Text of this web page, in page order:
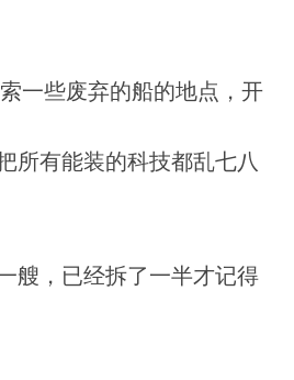
些废弃的船的地点，开
有能装的科技都乱七八
，已经拆了一半才记得